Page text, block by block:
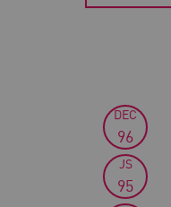
DEC
96
JS
95